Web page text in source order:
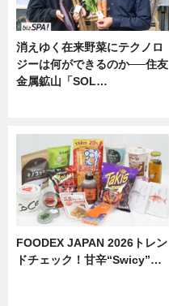
消えゆく在来野菜にテクノロ
ジーは何ができるのか──住友
金属鉱山「SOL…
FOODEX JAPAN 2026トレン
ドチェック！甘辛“Swicy”…